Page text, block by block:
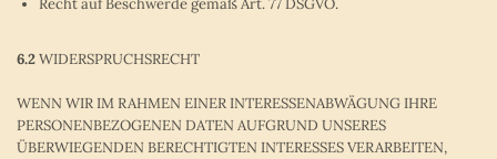
6.2WIDERSPRUCHSRECHT
WENN WIR IM RAHMEN EINER INTERESSENABWÄGUNG IHRE
PERSONENBEZOGENEN DATEN AUFGRUND UNSERES
ÜBERWIEGENDEN BERECHTIGTEN INTERESSES VERARBEITEN,